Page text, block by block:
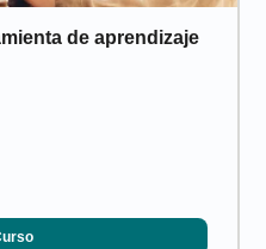
de aprendizaje